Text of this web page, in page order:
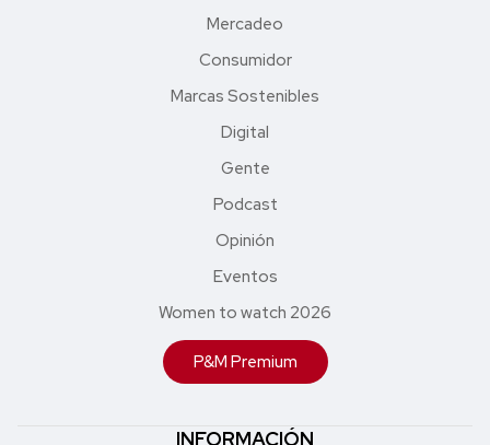
Mercadeo
Consumidor
Marcas Sostenibles
Digital
Gente
Podcast
Opinión
Eventos
Women to watch 2026
P&M Premium
INFORMACIÓN